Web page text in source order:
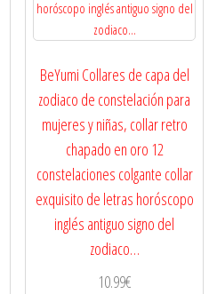
BeYumi Collares de capa del
zodiaco de constelación para
mujeres y niñas, collar retro
chapado en oro 12
constelaciones colgante collar
exquisito de letras horóscopo
inglés antiguo signo del
zodiaco…
10.99€